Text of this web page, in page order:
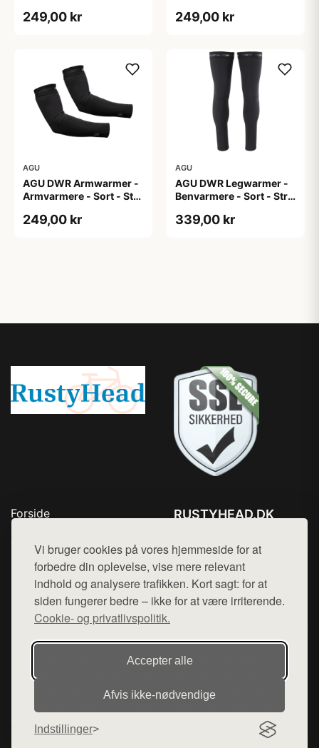
Vi bruger cookies på vores hjemmeside for at
forbedre din oplevelse, vise mere relevant
indhold og analysere trafikken. Kort sagt: for at
siden fungerer bedre – ikke for at være irriterende.
Cookie- og privatlivspolitik.
Accepter alle
Afvis ikke‑nødvendige
Indstillinger
249,00 kr 249,00 kr
AGU
AGU DWR Armwarmer -
Armvarmere - Sort - Str.
249,00 kr
AGU
AGU DWR Legwarmer -
Benvarmere - Sort - Str.
339,00 kr
Forside
Top Rabatter
Kontakt
RUSTYHEAD.DK
Mail: hej@want.dk
Cookie- og privatlivspolitik
Denne side er en del af want.dk, der udgiver en række
hjemmesider med præsentation af forskellige produkter fra
diverse webshops. Der sælges ikke varer fra denne side - vi
varerne på lager.